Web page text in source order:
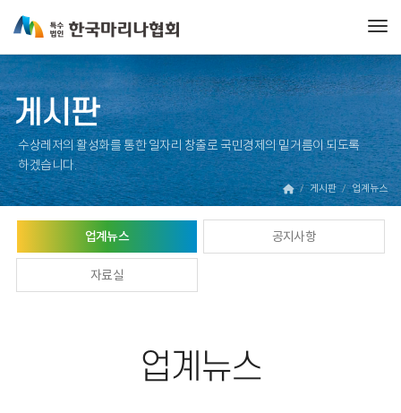
게시판
수상레저의 활성화를 통한 일자리 창출로 국민경제의 밑거름이 되도록
하겠습니다.
게시판 업계뉴스
업계뉴스 공지사항
자료실
업계뉴스